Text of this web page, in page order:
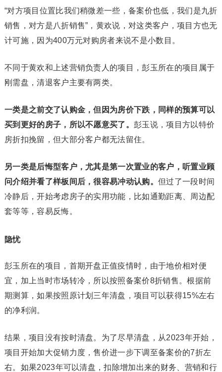
“对方项目位置比我们稍微差一些，备案价也低，我们是九折
销售，对方是八折销售”，黄欢说，对这类客户，项目方也无
计可施，因为400万元对购房者来说不是小数目。
不同于黄欢和上述营销负责人的项目，彭玉所在的项目属于
刚需盘，清退客户主要有两类。
一类是之前交了认购金，但因为房价下跌，同样的预算可以
买到更好的房子，所以不愿意买了。彭玉说，项目方以特价
房折扣挽留，但大部分客户都无法留住。
另一类是后悔型客户，尤其是第一次置业的客户，听置业顾
问介绍并看了样板间后，很容易冲动认购。但过了一段时间
冷静后，开始考虑房子的实用功能，比如通勤距离、周边配
套等等，容易反悔。
隐忧
彭玉所在的项目，首期开盘正值疫情时，由于地价相对便
宜，加上当时市场转冷，所以按照备案价8折销售。根据前
期测算，如果按照原计划三年清盘，项目可以获得15%左右
的净利润。
结果，项目没有按时清盘。为了尽早清盘，从2023年开始，
项目开始加大促销力度，售价进一步下调至备案价的7折左
右。如果2023年可以清盘，扣除增加出来的财务、营销和行